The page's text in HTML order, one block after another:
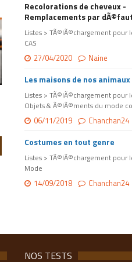
Recolorations de cheveux -
Remplacements par dÃ©faut
Listes > TÃ©lÃ©chargement pour
CAS
27/04/2020 Naine
Les maisons de nos animaux
Listes > TÃ©lÃ©chargement pour
Objets & Ã©lÃ©ments du mode
06/11/2019 Chanchan24
Costumes en tout genre
Listes > TÃ©lÃ©chargement pour
Mode
14/09/2018 Chanchan24
NOS TESTS